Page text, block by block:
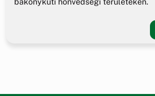
bakonykúti honvédségi területeken.